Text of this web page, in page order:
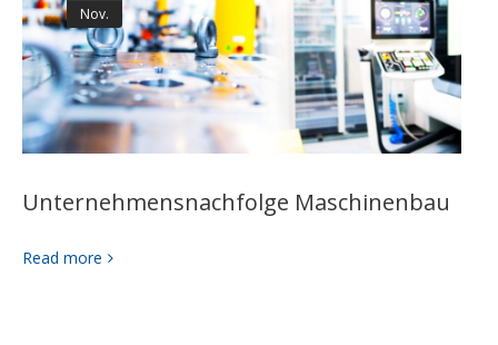
Info & News
Über uns
Nov.
Unternehmensnachfolge Maschinenbau
Read more